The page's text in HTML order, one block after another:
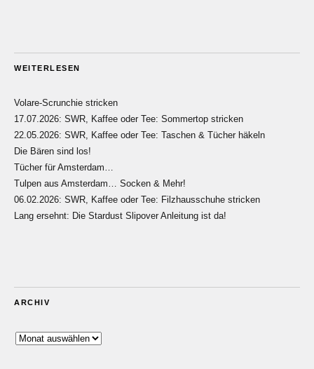
WEITERLESEN
Volare-Scrunchie stricken
17.07.2026: SWR, Kaffee oder Tee: Sommertop stricken
22.05.2026: SWR, Kaffee oder Tee: Taschen & Tücher häkeln
Die Bären sind los!
Tücher für Amsterdam…
Tulpen aus Amsterdam… Socken & Mehr!
06.02.2026: SWR, Kaffee oder Tee: Filzhausschuhe stricken
Lang ersehnt: Die Stardust Slipover Anleitung ist da!
ARCHIV
Archiv